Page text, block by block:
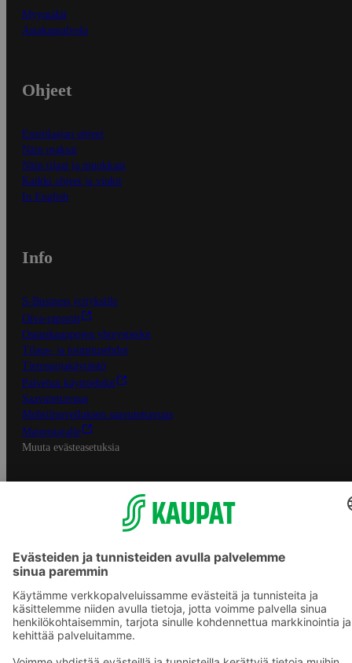
Myymälät
Asiakaspalvelu
Ohjeet
Ensitilaajan ohjeet
Näin maksat
Näin tilaat ja muokkaat
Kaikki ohjeet ja vinkit
In English
Info
S-Business yrityksille
Oiva-raportit
Osuuskauppojen yhteystiedot
Tilaus- ja toimitusehdot
Tietosuojakäytäntö
Palvelun käyttöehdot
Saavutettavuus
Mobiilisovelluksen saavutettavuus
Mainostajalle
Muuta evästeasetuksia
S-ryhmän palvelut
S-ryhmä
Asiakasomistajuus
S-ostoslista -sovellus
Prisma.fi
Sokos.fi
S-Pankki